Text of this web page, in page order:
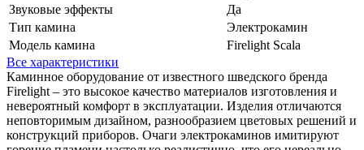
Звуковые эффекты
Да
Тип камина
Электрокамин
Модель камина
Firelight Scala
Все характеристики
Каминное оборудование от известного шведского бренда
Firelight – это высокое качество материалов изготовления и
невероятный комфорт в эксплуатации. Изделия отличаются
неповторимым дизайном, разнообразием цветовых решений и
конструкций приборов. Очаги электрокаминов имитируют